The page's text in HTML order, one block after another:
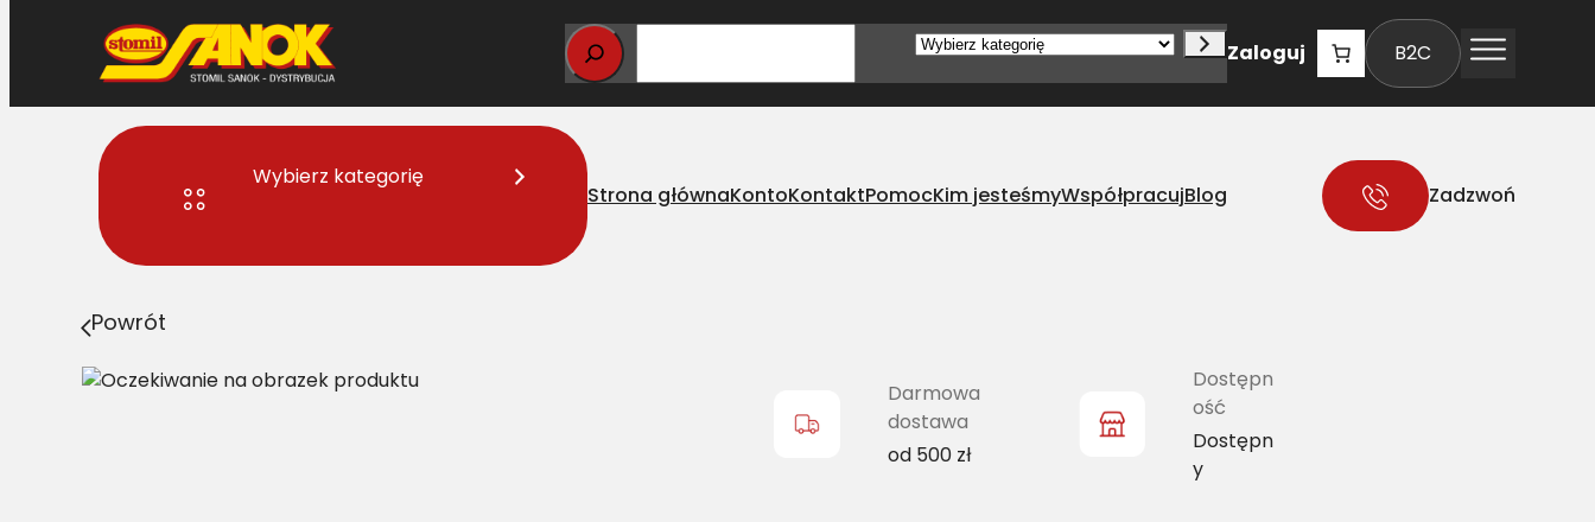
Wybierz
Zaloguj B2C
Wybierz kategorię
Strona głównaKontoKontaktPomocKim jesteśmyWspółpracujBlog Zadzwoń
Strona główna > AVX10-710 Pas nieowijany (XPZ-697 Ld)
Powrót
Darmowa
dostawa
od 500 zł
Dostępn
ość
Dostępn
y